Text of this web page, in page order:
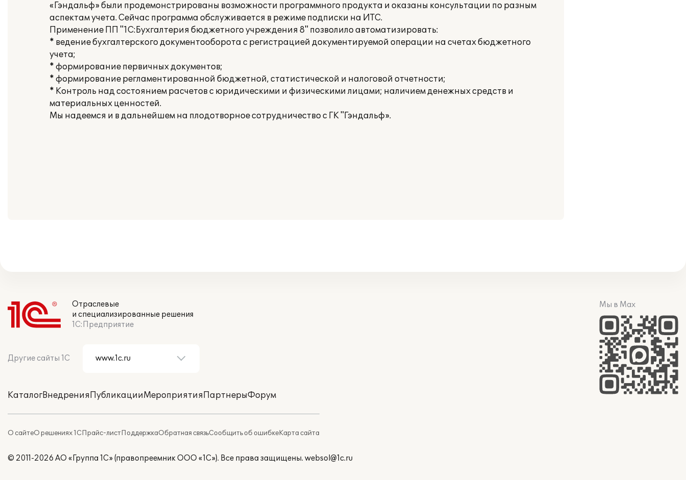
«Гэндальф» были продемонстрированы возможности программного продукта и оказаны консультации по разным
аспектам учета. Сейчас программа обслуживается в режиме подписки на ИТС.
Применение ПП "1С:Бухгалтерия бюджетного учреждения 8" позволило автоматизировать:
* ведение бухгалтерского документооборота с регистрацией документируемой операции на счетах бюджетного
учета;
* формирование первичных документов;
* формирование регламентированной бюджетной, статистической и налоговой отчетности;
* Контроль над состоянием расчетов с юридическими и физическими лицами; наличием денежных средств и
материальных ценностей.
Мы надеемся и в дальнейшем на плодотворное сотрудничество с ГК "Гэндальф».
Отраслевые
и специализированные решения
1С:Предприятие
Другие сайты 1С
КаталогВнедренияПубликацииМероприятияПартнерыФорум
О сайтеО решениях 1СПрайс-листПоддержкаОбратная связьСообщить об ошибкеКарта сайта
Мы в Max
© 2011-2026 АО «Группа 1С» (правопреемник ООО «1С»). Все права защищены. websol@1c.ru